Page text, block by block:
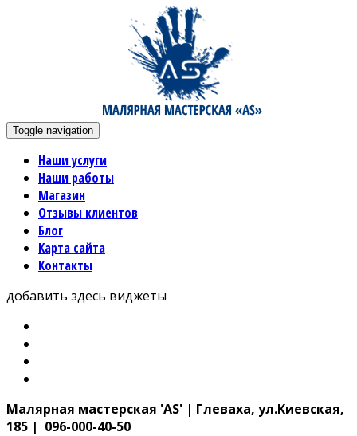
Toggle navigation
Наши услуги
Наши работы
Магазин
Отзывы клиентов
Блог
Карта сайта
Контакты
добавить здесь виджеты
Малярная мастерская 'AS' | Глеваха, ул.Киевская,
185 | 096-000-40-50